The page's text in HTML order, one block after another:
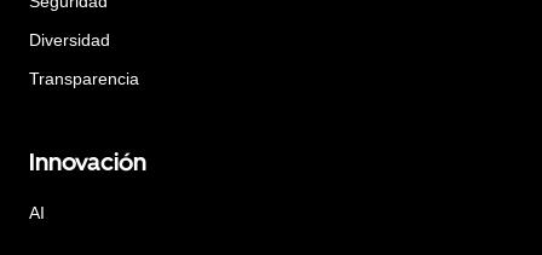
Diversidad
Transparencia
Innovación
AI